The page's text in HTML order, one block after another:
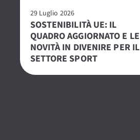
29 Luglio 2026
SOSTENIBILITÀ UE: IL
QUADRO AGGIORNATO E LE
NOVITÀ IN DIVENIRE PER IL
SETTORE SPORT